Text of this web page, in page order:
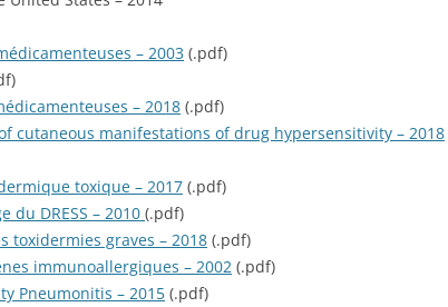
– 2003 (.pdf)
– 2018 (.pdf)
cutaneous manifestations of drug hypersensitivity – 2018
toxique – 2017 (.pdf)
du DRESS – 2010 (.pdf)
toxidermies graves – 2018 (.pdf)
immunoallergiques – 2002 (.pdf)
Pneumonitis – 2015 (.pdf)